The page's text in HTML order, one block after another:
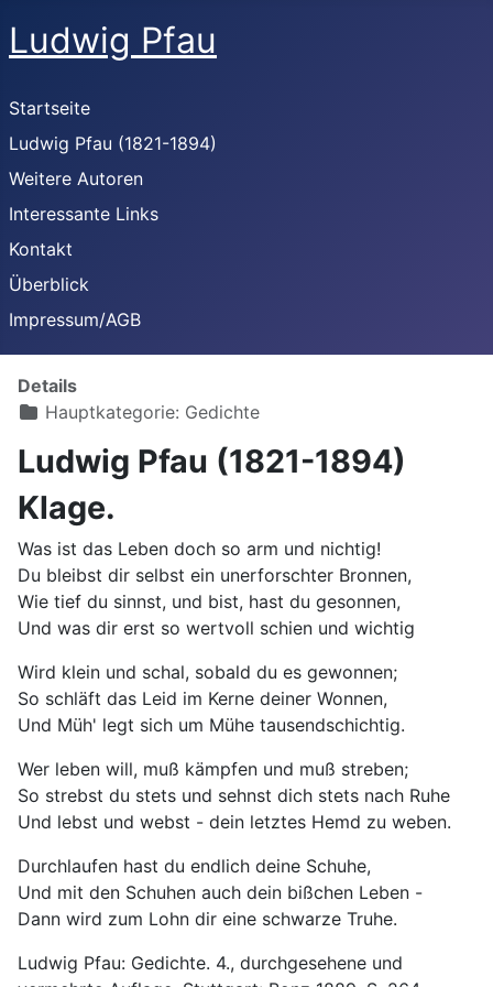
Ludwig Pfau
Startseite
Ludwig Pfau (1821-1894)
Weitere Autoren
Interessante Links
Kontakt
Überblick
Impressum/AGB
Details
Hauptkategorie: Gedichte
Ludwig Pfau (1821-1894)
Klage.
Was ist das Leben doch so arm und nichtig!
Du bleibst dir selbst ein unerforschter Bronnen,
Wie tief du sinnst, und bist, hast du gesonnen,
Und was dir erst so wertvoll schien und wichtig
Wird klein und schal, sobald du es gewonnen;
So schläft das Leid im Kerne deiner Wonnen,
Und Müh' legt sich um Mühe tausendschichtig.
Wer leben will, muß kämpfen und muß streben;
So strebst du stets und sehnst dich stets nach Ruhe
Und lebst und webst - dein letztes Hemd zu weben.
Durchlaufen hast du endlich deine Schuhe,
Und mit den Schuhen auch dein bißchen Leben -
Dann wird zum Lohn dir eine schwarze Truhe.
Ludwig Pfau: Gedichte. 4., durchgesehene und